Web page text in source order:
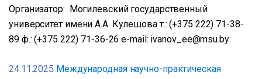
Организатор: Могилевский государственный
университет имени А.А. Кулешова т.: (+375 222) 71-38-
89 ф.: (+375 222) 71-36-26 е-mail: ivanov_ee@msu.by
24.11.2025 Международная научно-практическая